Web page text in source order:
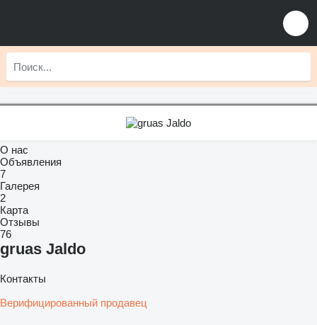
О нас
Объявления
7
Галерея
2
Карта
Отзывы
76
gruas Jaldo
Контакты
Верифицированный продавец